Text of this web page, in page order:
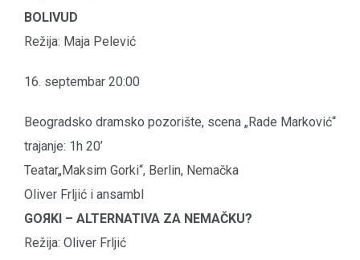
BOLIVUD
Režija: Maja Pelević
16. septembar 20:00
Beogradsko dramsko pozorište, scena „Rade Marković“
trajanje: 1h 20’
Teatar„Maksim Gorki“, Berlin, Nemačka
Oliver Frljić i ansambl
GOЯKI – ALTERNATIVA ZA NEMAČKU?
Režija: Oliver Frljić